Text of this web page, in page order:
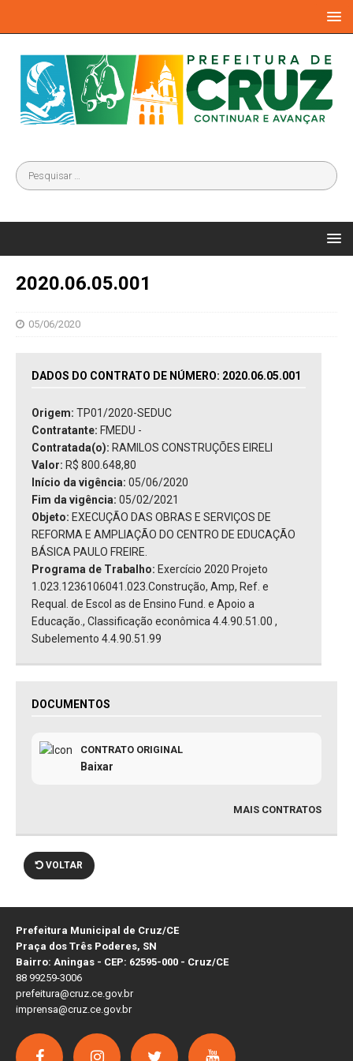
2020.06.05.001
05/06/2020
DADOS DO CONTRATO DE NÚMERO: 2020.06.05.001
Origem: TP01/2020-SEDUC
Contratante: FMEDU -
Contratada(o): RAMILOS CONSTRUÇÕES EIRELI
Valor: R$ 800.648,80
Início da vigência: 05/06/2020
Fim da vigência: 05/02/2021
Objeto: EXECUÇÃO DAS OBRAS E SERVIÇOS DE
REFORMA E AMPLIAÇÃO DO CENTRO DE EDUCAÇÃO
BÁSICA PAULO FREIRE.
Programa de Trabalho: Exercício 2020 Projeto
1.023.1236106041.023.Construção, Amp, Ref. e
Requal. de Escol as de Ensino Fund. e Apoio a
Educação., Classificação econômica 4.4.90.51.00 ,
Subelemento 4.4.90.51.99
DOCUMENTOS
CONTRATO ORIGINAL
Baixar
MAIS CONTRATOS
VOLTAR
Prefeitura Municipal de Cruz/CE
Praça dos Três Poderes, SN
Bairro: Aningas - CEP: 62595-000 - Cruz/CE
88 99259-3006
prefeitura@cruz.ce.gov.br
imprensa@cruz.ce.gov.br